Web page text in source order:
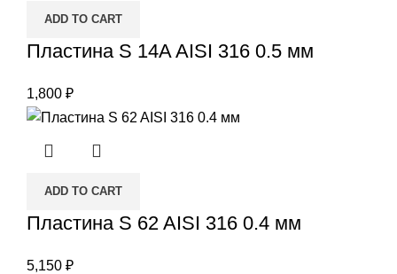
ADD TO CART
Пластина S 14A AISI 316 0.5 мм
1,800 ₽
ADD TO CART
Пластина S 62 AISI 316 0.4 мм
5,150 ₽